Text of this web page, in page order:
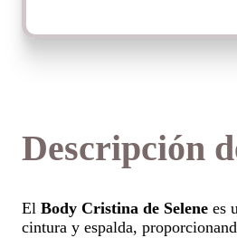
Descripción
El Body Cristina de Selene es
cintura y espalda,